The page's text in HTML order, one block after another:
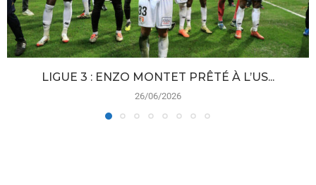
LIGUE 3 : ENZO MONTET PRÊTÉ À L’US...
26/06/2026